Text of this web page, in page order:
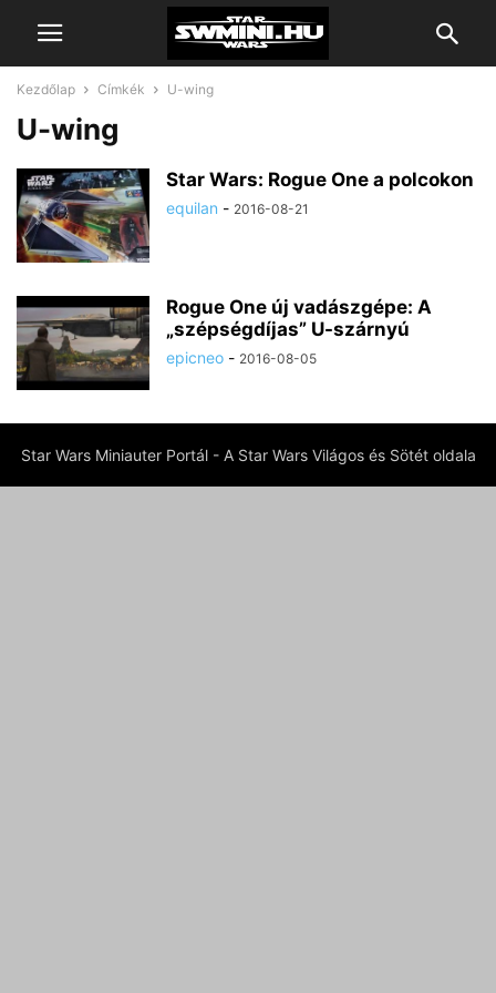
Kezdőlap Címkék U-wing
U-wing
Star Wars: Rogue One a polcokon
equilan - 2016-08-21
Rogue One új vadászgépe: A
„szépségdíjas” U-szárnyú
epicneo - 2016-08-05
Star Wars Miniauter Portál - A Star Wars Világos és Sötét oldala